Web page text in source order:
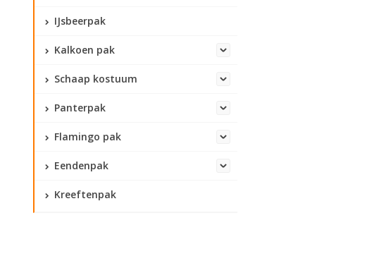
IJsbeerpak
Kalkoen pak
Schaap kostuum
Panterpak
Flamingo pak
Eendenpak
Kreeftenpak